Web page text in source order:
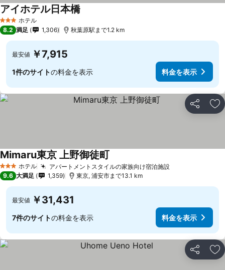
3 ホテルのランク
ホテル
アイホテル日本橋
8.2 満足 1,306 秋葉原駅まで1.2 km
最安値 ￥7,915
1件のサイトの料金を表示 料金を表示
シェア お
3 ホテルのランク
ホテル アパートメントスタイルの家族向け宿泊施設
Mimaru東京 上野御徒町
9.6 大満足 1,359 東京, 浦安市まで13.1 km
最安値 ￥31,431
7件のサイトの料金を表示 料金を表示
シェア お